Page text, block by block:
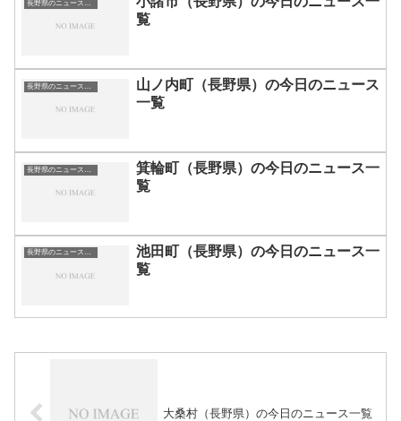
覧
山ノ内町（長野県）の今日のニュース
一覧
箕輪町（長野県）の今日のニュース一
覧
長野県のニュース一覧
池田町（長野県）の今日のニュース一
覧
大桑村（長野県）の今日のニュース一覧